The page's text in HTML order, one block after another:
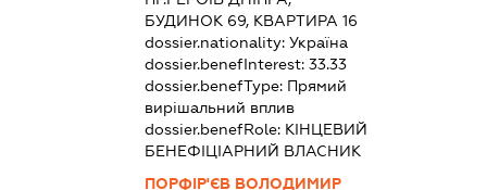
БУДИНОК 69, КВАРТИРА 16
dossier.nationality:Україна
dossier.benefInterest:33.33
dossier.benefType: Прямий
вирішальний вплив
dossier.benefRole: КІНЦЕВИЙ
БЕНЕФІЦІАРНИЙ ВЛАСНИК
ПОРФІР'ЄВ ВОЛОДИМИР